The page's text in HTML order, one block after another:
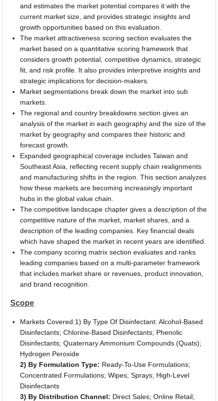
and estimates the market potential compares it with the
current market size, and provides strategic insights and
growth opportunities based on this evaluation.
The market attractiveness scoring section evaluates the
market based on a quantitative scoring framework that
considers growth potential, competitive dynamics, strategic
fit, and risk profile. It also provides interpretive insights and
strategic implications for decision-makers.
Market segmentations break down the market into sub
markets.
The regional and country breakdowns section gives an
analysis of the market in each geography and the size of the
market by geography and compares their historic and
forecast growth.
Expanded geographical coverage includes Taiwan and
Southeast Asia, reflecting recent supply chain realignments
and manufacturing shifts in the region. This section analyzes
how these markets are becoming increasingly important
hubs in the global value chain.
The competitive landscape chapter gives a description of the
competitive nature of the market, market shares, and a
description of the leading companies. Key financial deals
which have shaped the market in recent years are identified.
The company scoring matrix section evaluates and ranks
leading companies based on a multi-parameter framework
that includes market share or revenues, product innovation,
and brand recognition.
Scope
Markets Covered:1) By Type Of Disinfectant: Alcohol-Based
Disinfectants; Chlorine-Based Disinfectants; Phenolic
Disinfectants; Quaternary Ammonium Compounds (Quats);
Hydrogen Peroxide
2) By Formulation Type: Ready-To-Use Formulations;
Concentrated Formulations; Wipes; Sprays; High-Level
Disinfectants
3) By Distribution Channel: Direct Sales; Online Retail;